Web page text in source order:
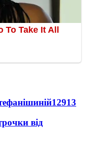
12913
від